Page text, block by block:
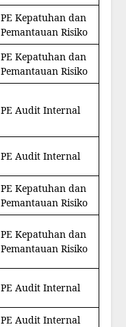
PE Kepatuhan dan
Pemantauan Risiko
PE Kepatuhan dan
Pemantauan Risiko
PE Audit Internal
PE Audit Internal
PE Kepatuhan dan
Pemantauan Risiko
PE Kepatuhan dan
Pemantauan Risiko
PE Audit Internal
PE Audit Internal